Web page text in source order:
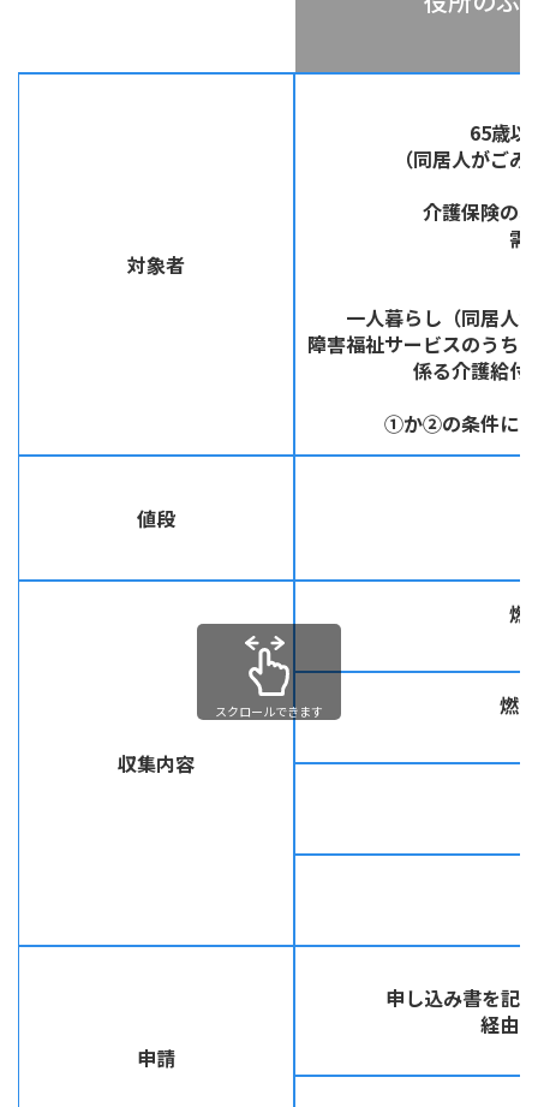
対象者
65歳以
（同居人がご
介護保険の
需
一人暮らし（同居人
障害福祉サービスのうち
係る介護給付
①か②の条件に当
値段
収集内容
燃
燃
申請
申し込み書を記
経由
スクロールできます